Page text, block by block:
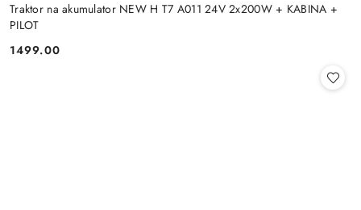
Traktor na akumulator NEW H T7 A011 24V 2x200W + KABINA +
PILOT
Cena:
1499.00